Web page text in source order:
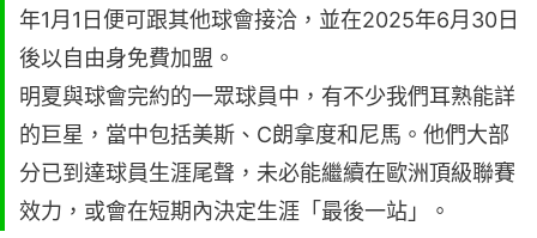
年1月1日便可跟其他球會接洽，並在2025年6月30日
後以自由身免費加盟。
明夏與球會完約的一眾球員中，有不少我們耳熟能詳
的巨星，當中包括美斯、C朗拿度和尼馬。他們大部
分已到達球員生涯尾聲，未必能繼續在歐洲頂級聯賽
效力，或會在短期內決定生涯「最後一站」。